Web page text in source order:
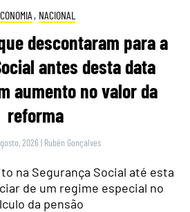
, NACIONAL
descontaram para a
antes desta data
aumento no valor da
reforma
2026 | Rubén Gonçalves
na Segurança Social até esta
de um regime especial no
da pensão